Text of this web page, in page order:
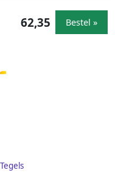
62,35 Bestel »
Tegels